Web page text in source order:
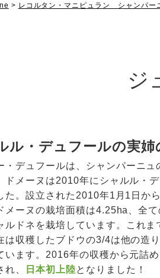
レコルタン・マニピュラン シャンパ
ジ
ル・デュフールの実姉
・デュフールは、シャンパーニ
ドメーヌは2010年にシャルル・
た。設立された2010年1月1日か
メーヌの栽培面積は4.25ha、全
ルドネを栽培しています。これ
は収穫したブドウの3/4は他の造
います。2016年の収穫から元詰
れ、 日本初上陸となりました！